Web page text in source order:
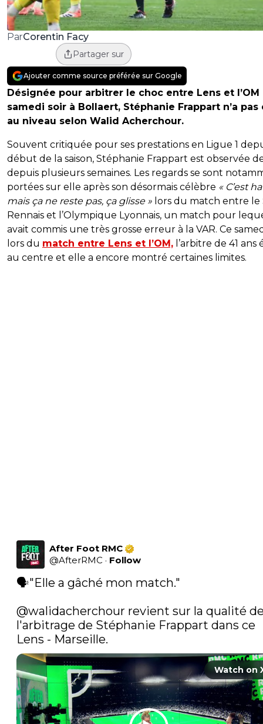
ParCorentin Facy
Partager sur
Ajouter comme source préférée sur Google
Désignée pour arbitrer le choc entre Lens et l’OM
samedi soir à Bollaert, Stéphanie Frappart n’a pas
au niveau selon Walid Acherchour.
Souvent critiquée pour ses prestations en Ligue 1
début de la saison, Stéphanie Frappart est observée
depuis plusieurs semaines. Les regards se sont
portées sur elle après son désormais célèbre « C’est
mais ça ne reste pas, ça glisse » lors du match entre le
Rennais et l’Olympique Lyonnais, un match pour
avait commis une très grosse erreur à la VAR. Ce
lors du match entre Lens et l’OM, l’arbitre de 41 ans
au centre et elle a encore montré certaines limites.
After Foot RMC
@AfterRMC · Follow
🗣"Elle a gâché mon match."
@walidacherchour revient sur la qualité
l'arbitrage de Stéphanie Frappart dans ce
Lens - Marseille.
Watch on